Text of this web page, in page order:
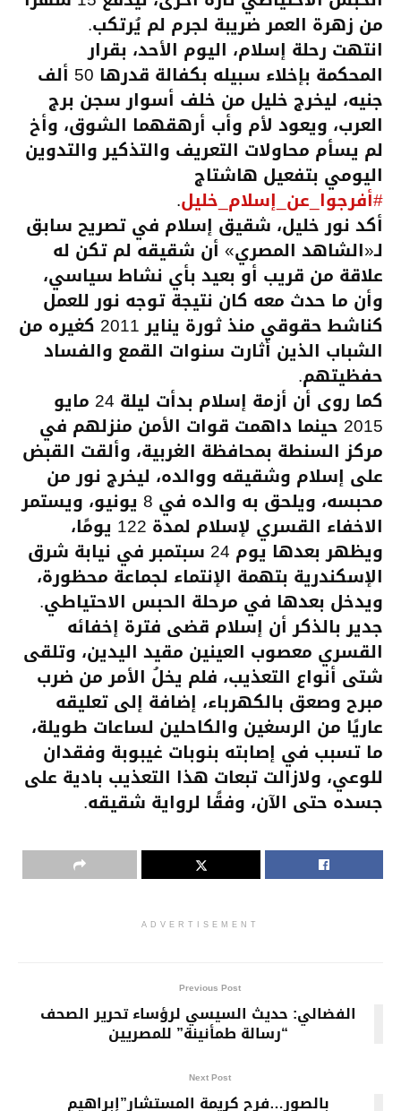
من زهرة العمر ضريبة لجرم لم يُرتكب.
انتهت رحلة إسلام، اليوم الأحد، بقرار
المحكمة بإخلاء سبيله بكفالة قدرها 50 ألف
جنيه، ليخرج خليل من خلف أسوار سجن برج
العرب، ويعود لأم وأب أرهقهما الشوق، وأخ
لم يسأم محاولات التعريف والتذكير والتدوين
اليومي بتفعيل هاشتاج
#أفرجوا_عن_إسلام_خليل.
أكد نور خليل، شقيق إسلام في تصريح سابق
لـ«الشاهد المصري» أن شقيقه لم تكن له
علاقة من قريب أو بعيد بأي نشاط سياسي،
وأن ما حدث معه كان نتيجة توجه نور للعمل
كناشط حقوقي منذ ثورة يناير 2011 كغيره من
الشباب الذين أثارت سنوات القمع والفساد
حفظيتهم.
كما روى أن أزمة إسلام بدأت ليلة 24 مايو
2015 حينما داهمت قوات الأمن منزلهم في
مركز السنطة بمحافظة الغربية، وألقت القبض
على إسلام وشقيقه ووالده، ليخرج نور من
محبسه، ويلحق به والده في 8 يونيو، ويستمر
الاخفاء القسري لإسلام لمدة 122 يومًا،
ويظهر بعدها يوم 24 سبتمبر في نيابة شرق
الإسكندرية بتهمة الإنتماء لجماعة محظورة،
ويدخل بعدها في مرحلة الحبس الاحتياطي.
جدير بالذكر أن إسلام قضى فترة إخفائه
القسري معصوب العينين مقيد اليدين، وتلقى
شتى أنواع التعذيب، فلم يخلُ الأمر من ضرب
مبرح وصعق بالكهرباء، إضافة إلى تعليقه
عاريًا من الرسغين والكاحلين لساعات طويلة،
ما تسبب في إصابته بنوبات غيبوبة وفقدان
للوعي، ولازالت تبعات هذا التعذيب بادية على
جسده حتى الآن، وفقًا لرواية شقيقه.
ADVERTISEMENT
Previous Post
الفضالي: حديث السيسي لرؤساء تحرير الصحف
“رسالة طمأنينة” للمصريين
Next Post
بالصور…فرح كريمة المستشار”إبراهيم